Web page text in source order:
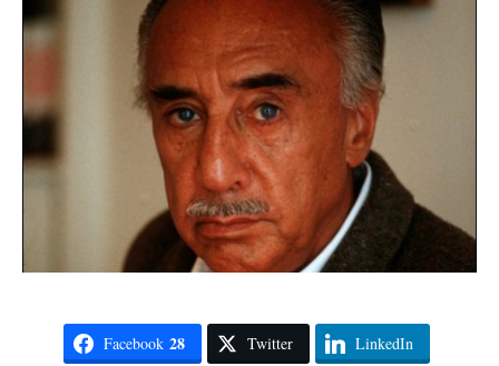
Facebook 28 Twitter LinkedIn